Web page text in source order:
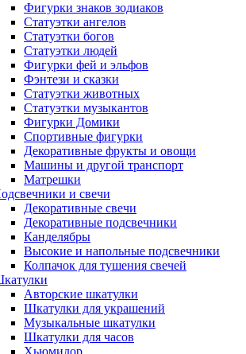
Фигурки знаков зодиаков
Статуэтки ангелов
Статуэтки богов
Статуэтки людей
Фигурки фей и эльфов
Фэнтези и сказки
Статуэтки животных
Статуэтки музыкантов
Фигурки Домики
Спортивные фигурки
Декоративные фрукты и овощи
Машины и другой транспорт
Матрешки
и свечи
Декоративные свечи
Декоративные подсвечники
Канделябры
Высокие и напольные подсвечники
Колпачок для тушения свечей
Авторские шкатулки
Шкатулки для украшений
Музыкальные шкатулки
Шкатулки для часов
Хьюмидор